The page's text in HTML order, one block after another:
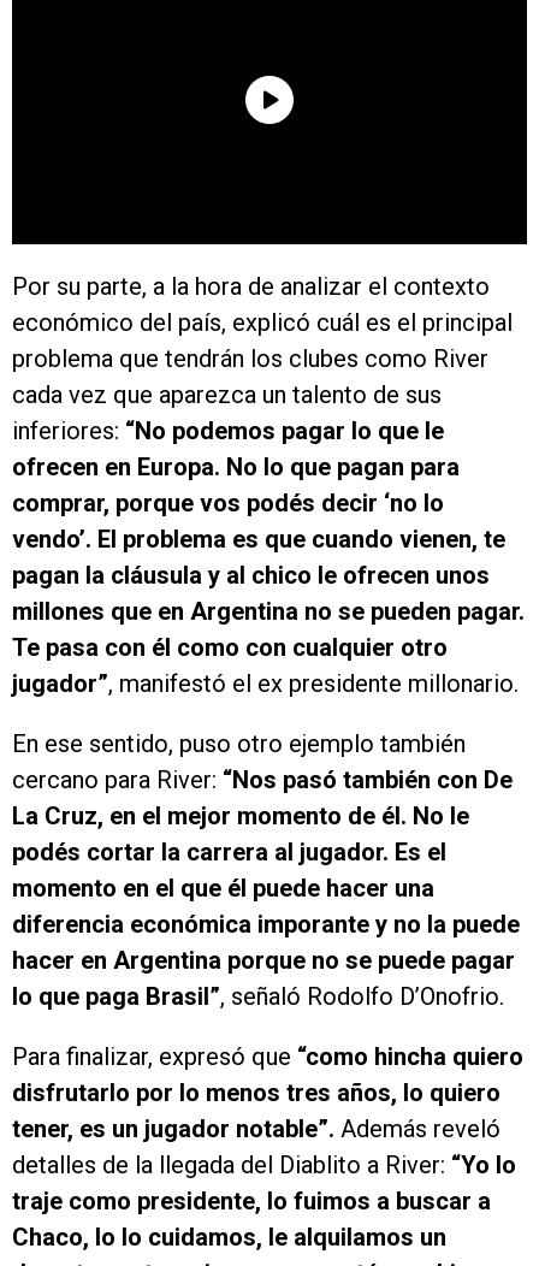
Por su parte, a la hora de analizar el contexto
económico del país, explicó cuál es el principal
problema que tendrán los clubes como River
cada vez que aparezca un talento de sus
inferiores: “No podemos pagar lo que le
ofrecen en Europa. No lo que pagan para
comprar, porque vos podés decir ‘no lo
vendo’. El problema es que cuando vienen, te
pagan la cláusula y al chico le ofrecen unos
millones que en Argentina no se pueden pagar.
Te pasa con él como con cualquier otro
jugador”, manifestó el ex presidente millonario.
En ese sentido, puso otro ejemplo también
cercano para River: “Nos pasó también con De
La Cruz, en el mejor momento de él. No le
podés cortar la carrera al jugador. Es el
momento en el que él puede hacer una
diferencia económica imporante y no la puede
hacer en Argentina porque no se puede pagar
lo que paga Brasil”, señaló Rodolfo D’Onofrio.
Para finalizar, expresó que “como hincha quiero
disfrutarlo por lo menos tres años, lo quiero
tener, es un jugador notable”. Además reveló
detalles de la llegada del Diablito a River: “Yo lo
traje como presidente, lo fuimos a buscar a
Chaco, lo lo cuidamos, le alquilamos un